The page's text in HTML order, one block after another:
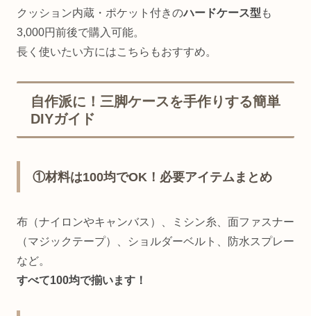
クッション内蔵・ポケット付きのハードケース型 も
3,000円前後で購入可能。
長く使いたい方にはこちらもおすすめ。
自作派に！三脚ケースを手作りする簡単
DIYガイド
①材料は100均でOK！必要アイテムまとめ
布（ナイロンやキャンバス）、ミシン糸、面ファスナー
（マジックテープ）、ショルダーベルト、防水スプレー
など。
すべて100均で揃います！